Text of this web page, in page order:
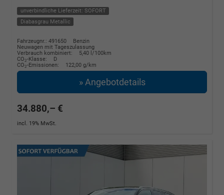
unverbindliche Lieferzeit: SOFORT
Diabasgrau Metallic
Fahrzeugnr.: 491650
Benzin
Neuwagen mit Tageszulassung
Verbrauch kombiniert:
5,40 l/100km
CO2-Klasse:
D
CO2-Emissionen: 122,00 g/km
» Angebotdetails
34.880,– €
incl. 19% MwSt.